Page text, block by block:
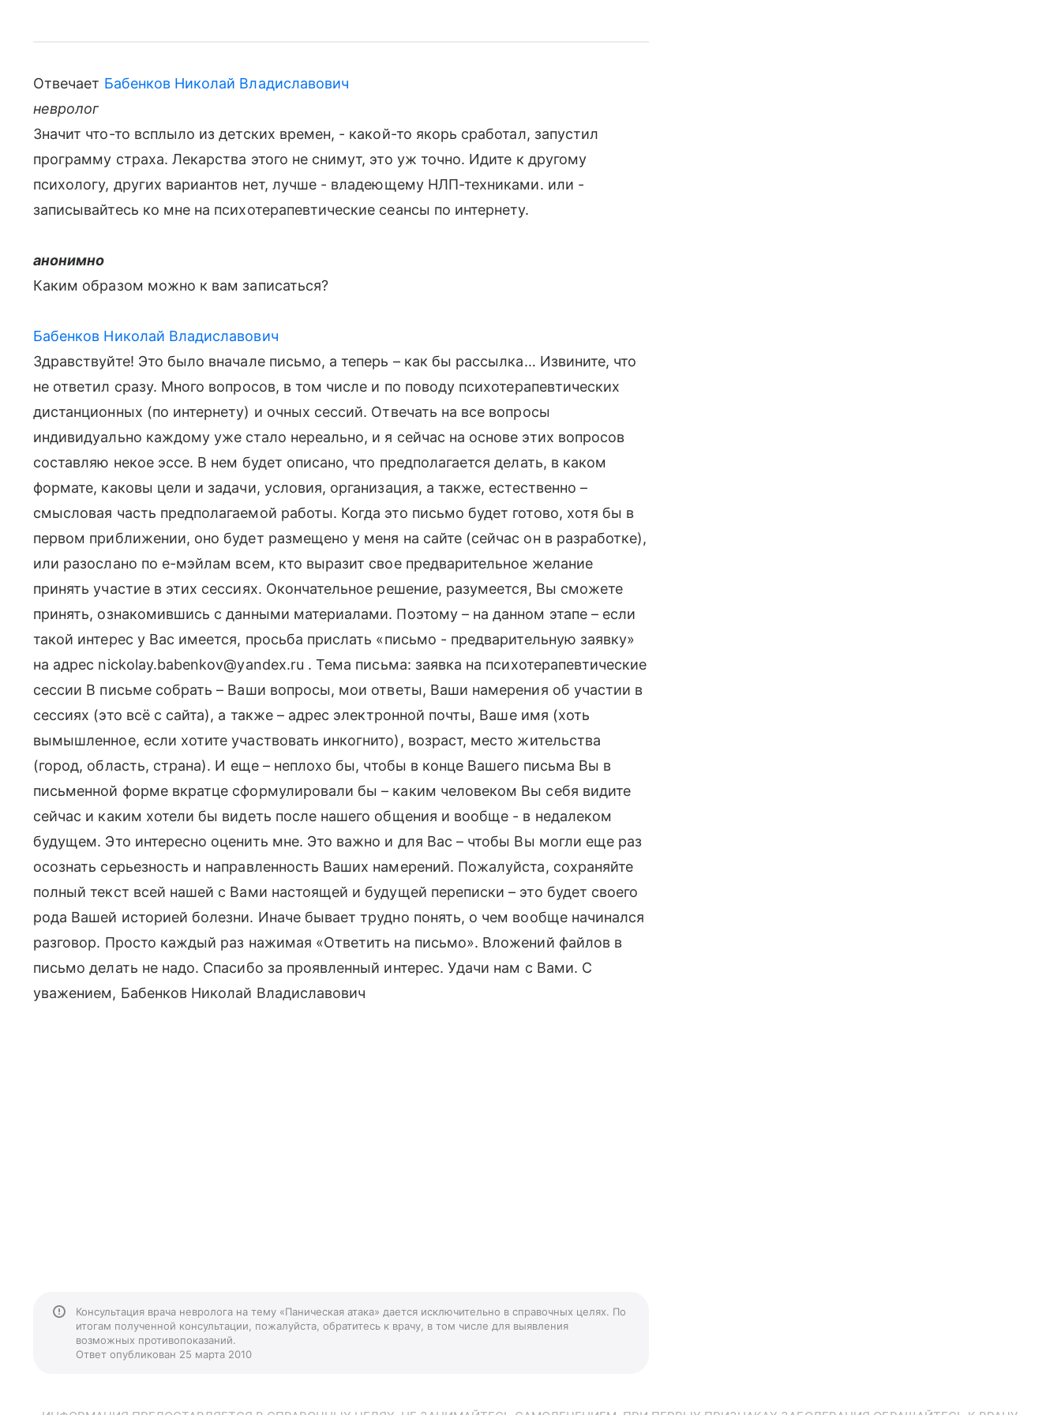
Отвечает Бабенков Николай Владиславович
невролог
Значит что-то всплыло из детских времен, - какой-то якорь сработал, запустил
программу страха. Лекарства этого не снимут, это уж точно. Идите к другому
психологу, других вариантов нет, лучше - владеющему НЛП-техниками. или -
записывайтесь ко мне на психотерапевтические сеансы по интернету.
анонимно
Каким образом можно к вам записаться?
Бабенков Николай Владиславович
Здравствуйте! Это было вначале письмо, а теперь – как бы рассылка… Извините, что
не ответил сразу. Много вопросов, в том числе и по поводу психотерапевтических
дистанционных (по интернету) и очных сессий. Отвечать на все вопросы
индивидуально каждому уже стало нереально, и я сейчас на основе этих вопросов
составляю некое эссе. В нем будет описано, что предполагается делать, в каком
формате, каковы цели и задачи, условия, организация, а также, естественно –
смысловая часть предполагаемой работы. Когда это письмо будет готово, хотя бы в
первом приближении, оно будет размещено у меня на сайте (сейчас он в разработке),
или разослано по е-мэйлам всем, кто выразит свое предварительное желание
принять участие в этих сессиях. Окончательное решение, разумеется, Вы сможете
принять, ознакомившись с данными материалами. Поэтому – на данном этапе – если
такой интерес у Вас имеется, просьба прислать «письмо - предварительную заявку»
на адрес nickolay.babenkov@yandex.ru . Тема письма: заявка на психотерапевтические
сессии В письме собрать – Ваши вопросы, мои ответы, Ваши намерения об участии в
сессиях (это всё с сайта), а также – адрес электронной почты, Ваше имя (хоть
вымышленное, если хотите участвовать инкогнито), возраст, место жительства
(город, область, страна). И еще – неплохо бы, чтобы в конце Вашего письма Вы в
письменной форме вкратце сформулировали бы – каким человеком Вы себя видите
сейчас и каким хотели бы видеть после нашего общения и вообще - в недалеком
будущем. Это интересно оценить мне. Это важно и для Вас – чтобы Вы могли еще раз
осознать серьезность и направленность Ваших намерений. Пожалуйста, сохраняйте
полный текст всей нашей с Вами настоящей и будущей переписки – это будет своего
рода Вашей историей болезни. Иначе бывает трудно понять, о чем вообще начинался
разговор. Просто каждый раз нажимая «Ответить на письмо». Вложений файлов в
письмо делать не надо. Спасибо за проявленный интерес. Удачи нам с Вами. С
уважением, Бабенков Николай Владиславович
Консультация врача невролога на тему «Паническая атака» дается исключительно в справочных целях. По
итогам полученной консультации, пожалуйста, обратитесь к врачу, в том числе для выявления
возможных противопоказаний.
Ответ опубликован 25 марта 2010